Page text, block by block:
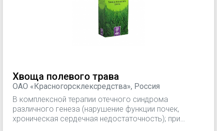
Хвоща полевого трава
ОАО «Красногорсклексредства», Россия
В комплексной терапии отечного синдрома
различного генеза (нарушение функции почек,
хроническая сердечная недостаточность); при